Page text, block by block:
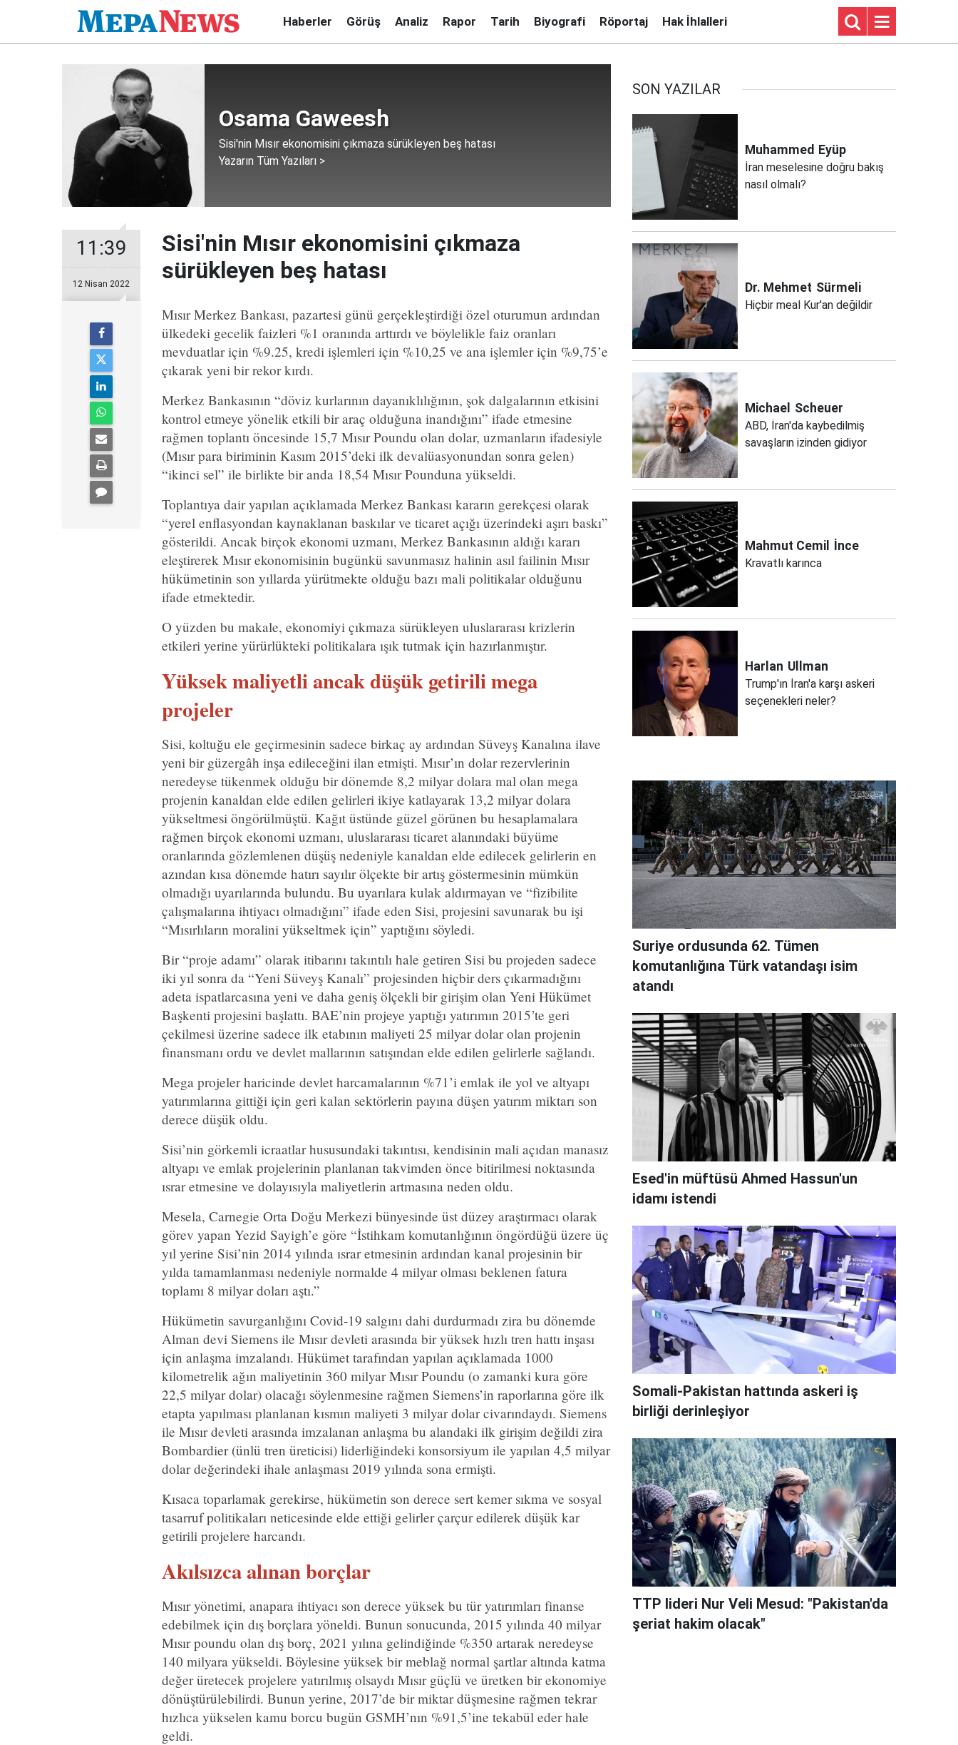
Haberler Görüş Analiz Rapor Tarih Biyografi Röportaj Hak İhlalleri
Osama Gaweesh
Sisi'nin Mısır ekonomisini çıkmaza sürükleyen beş hatası
Yazarın Tüm Yazıları >
11:39
12 Nisan 2022
Sisi'nin Mısır ekonomisini çıkmaza
sürükleyen beş hatası
Mısır Merkez Bankası, pazartesi günü gerçekleştirdiği özel oturumun ardından
ülkedeki gecelik faizleri %1 oranında arttırdı ve böylelikle faiz oranları
mevduatlar için %9.25, kredi işlemleri için %10,25 ve ana işlemler için %9,75’e
çıkarak yeni bir rekor kırdı.
Merkez Bankasının “döviz kurlarının dayanıklılığının, şok dalgalarının etkisini
kontrol etmeye yönelik etkili bir araç olduğuna inandığını” ifade etmesine
rağmen toplantı öncesinde 15,7 Mısır Poundu olan dolar, uzmanların ifadesiyle
(Mısır para biriminin Kasım 2015’deki ilk devalüasyonundan sonra gelen)
“ikinci sel” ile birlikte bir anda 18,54 Mısır Pounduna yükseldi.
Toplantıya dair yapılan açıklamada Merkez Bankası kararın gerekçesi olarak
“yerel enflasyondan kaynaklanan baskılar ve ticaret açığı üzerindeki aşırı baskı”
gösterildi. Ancak birçok ekonomi uzmanı, Merkez Bankasının aldığı kararı
eleştirerek Mısır ekonomisinin bugünkü savunmasız halinin asıl failinin Mısır
hükümetinin son yıllarda yürütmekte olduğu bazı mali politikalar olduğunu
ifade etmektedir.
O yüzden bu makale, ekonomiyi çıkmaza sürükleyen uluslararası krizlerin
etkileri yerine yürürlükteki politikalara ışık tutmak için hazırlanmıştır.
Yüksek maliyetli ancak düşük getirili mega
projeler
Sisi, koltuğu ele geçirmesinin sadece birkaç ay ardından Süveyş Kanalına ilave
yeni bir güzergâh inşa edileceğini ilan etmişti. Mısır’ın dolar rezervlerinin
neredeyse tükenmek olduğu bir dönemde 8,2 milyar dolara mal olan mega
projenin kanaldan elde edilen gelirleri ikiye katlayarak 13,2 milyar dolara
yükseltmesi öngörülmüştü. Kağıt üstünde güzel görünen bu hesaplamalara
rağmen birçok ekonomi uzmanı, uluslararası ticaret alanındaki büyüme
oranlarında gözlemlenen düşüş nedeniyle kanaldan elde edilecek gelirlerin en
azından kısa dönemde hatırı sayılır ölçekte bir artış göstermesinin mümkün
olmadığı uyarılarında bulundu. Bu uyarılara kulak aldırmayan ve “fizibilite
çalışmalarına ihtiyacı olmadığını” ifade eden Sisi, projesini savunarak bu işi
“Mısırlıların moralini yükseltmek için” yaptığını söyledi.
Bir “proje adamı” olarak itibarını takıntılı hale getiren Sisi bu projeden sadece
iki yıl sonra da “Yeni Süveyş Kanalı” projesinden hiçbir ders çıkarmadığını
adeta ispatlarcasına yeni ve daha geniş ölçekli bir girişim olan Yeni Hükümet
Başkenti projesini başlattı. BAE’nin projeye yaptığı yatırımın 2015’te geri
çekilmesi üzerine sadece ilk etabının maliyeti 25 milyar dolar olan projenin
finansmanı ordu ve devlet mallarının satışından elde edilen gelirlerle sağlandı.
Mega projeler haricinde devlet harcamalarının %71’i emlak ile yol ve altyapı
yatırımlarına gittiği için geri kalan sektörlerin payına düşen yatırım miktarı son
derece düşük oldu.
Sisi’nin görkemli icraatlar hususundaki takıntısı, kendisinin mali açıdan manasız
altyapı ve emlak projelerinin planlanan takvimden önce bitirilmesi noktasında
ısrar etmesine ve dolayısıyla maliyetlerin artmasına neden oldu.
Mesela, Carnegie Orta Doğu Merkezi bünyesinde üst düzey araştırmacı olarak
görev yapan Yezid Sayigh’e göre “İstihkam komutanlığının öngördüğü üzere üç
yıl yerine Sisi’nin 2014 yılında ısrar etmesinin ardından kanal projesinin bir
yılda tamamlanması nedeniyle normalde 4 milyar olması beklenen fatura
toplamı 8 milyar doları aştı.”
Hükümetin savurganlığını Covid-19 salgını dahi durdurmadı zira bu dönemde
Alman devi Siemens ile Mısır devleti arasında bir yüksek hızlı tren hattı inşası
için anlaşma imzalandı. Hükümet tarafından yapılan açıklamada 1000
kilometrelik ağın maliyetinin 360 milyar Mısır Poundu (o zamanki kura göre
22,5 milyar dolar) olacağı söylenmesine rağmen Siemens’in raporlarına göre ilk
etapta yapılması planlanan kısmın maliyeti 3 milyar dolar civarındaydı. Siemens
ile Mısır devleti arasında imzalanan anlaşma bu alandaki ilk girişim değildi zira
Bombardier (ünlü tren üreticisi) liderliğindeki konsorsiyum ile yapılan 4,5 milyar
dolar değerindeki ihale anlaşması 2019 yılında sona ermişti.
Kısaca toparlamak gerekirse, hükümetin son derece sert kemer sıkma ve sosyal
tasarruf politikaları neticesinde elde ettiği gelirler çarçur edilerek düşük kar
getirili projelere harcandı.
Akılsızca alınan borçlar
Mısır yönetimi, anapara ihtiyacı son derece yüksek bu tür yatırımları finanse
edebilmek için dış borçlara yöneldi. Bunun sonucunda, 2015 yılında 40 milyar
Mısır poundu olan dış borç, 2021 yılına gelindiğinde %350 artarak neredeyse
140 milyara yükseldi. Böylesine yüksek bir meblağ normal şartlar altında katma
değer üretecek projelere yatırılmış olsaydı Mısır güçlü ve üretken bir ekonomiye
dönüştürülebilirdi. Bunun yerine, 2017’de bir miktar düşmesine rağmen tekrar
hızlıca yükselen kamu borcu bugün GSMH’nın %91,5’ine tekabül eder hale
geldi.
SON YAZILAR
Muhammed Eyüp
İran meselesine doğru bakış
nasıl olmalı?
Dr. Mehmet Sürmeli
Hiçbir meal Kur'an değildir
Michael Scheuer
ABD, İran'da kaybedilmiş
savaşların izinden gidiyor
Mahmut Cemil İnce
Kravatlı karınca
Harlan Ullman
Trump'ın İran'a karşı askeri
seçenekleri neler?
Suriye ordusunda 62. Tümen
komutanlığına Türk vatandaşı isim
atandı
Esed'in müftüsü Ahmed Hassun'un
idamı istendi
Somali-Pakistan hattında askeri iş
birliği derinleşiyor
TTP lideri Nur Veli Mesud: "Pakistan'da
şeriat hakim olacak"